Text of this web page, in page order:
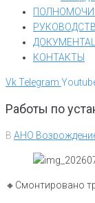
КОНТАКТЫ
VkTelegram
Работы по
В АНО
🔸Смонтировано